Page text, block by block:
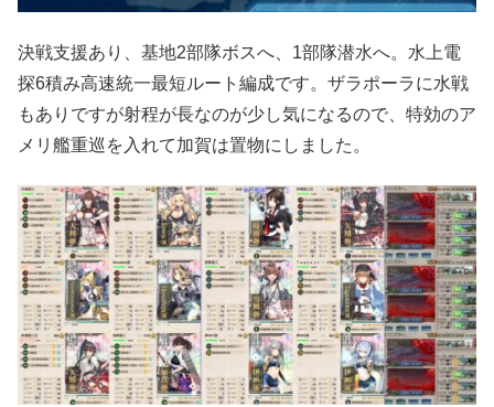
決戦支援あり、基地2部隊ボスへ、1部隊潜水へ。水上電
探6積み高速統一最短ルート編成です。ザラポーラに水戦
もありですが射程が長なのが少し気になるので、特効のア
メリ艦重巡を入れて加賀は置物にしました。